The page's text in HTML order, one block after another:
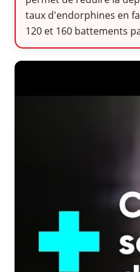
taux d'endorphines en
120 et 160 battements